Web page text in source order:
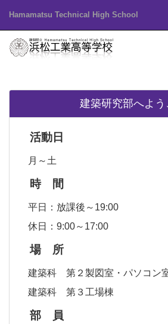
Hamamatsu Technical High School
建築研究部へよう
活動日
月～土
時 間
平日：放課後～19:00
休日：9:00～17:00
場 所
建築科 第２製図室・パソコン
建築科 第３工場棟
部 員